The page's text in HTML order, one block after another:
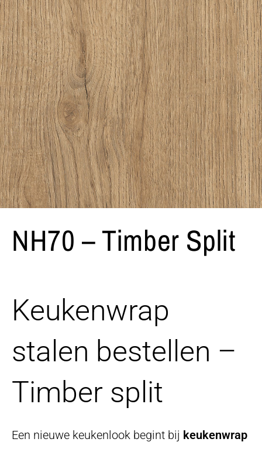
NH70 – Timber Split
Keukenwrap
stalen bestellen –
Timber split
Een nieuwe keukenlook begint bij keukenwrap